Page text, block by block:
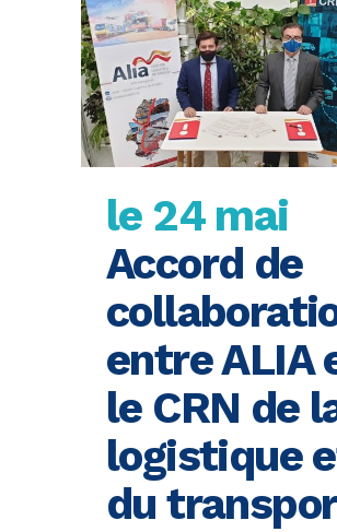
le 24 mai
Accord de
entre ALIA
le CRN de
logistique
du